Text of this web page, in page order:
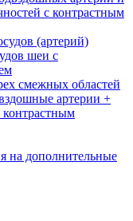
с контрастным
(артерий)
шеи с
смежных областей
артерии +
на дополнительные